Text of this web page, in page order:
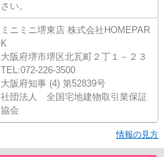
さい。
ミニミニ堺東店 株式会社HOMEPAR
K
大阪府堺市堺区北瓦町２丁１－２３
TEL:072-226-3500
大阪府知事 (4) 第52839号
社団法人 全国宅地建物取引業保証
協会
情報の見方